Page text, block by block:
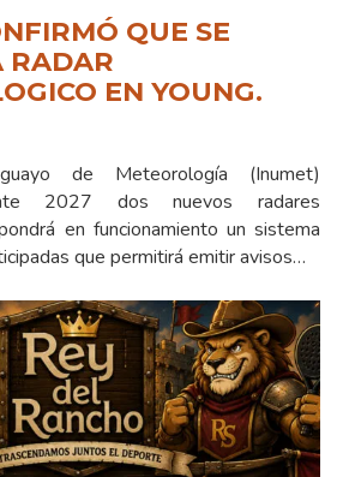
QUE SE
RADAR
EN YOUNG.
de Meteorología (Inumet)
2027 dos nuevos radares
en funcionamiento un sistema
que permitirá emitir avisos…